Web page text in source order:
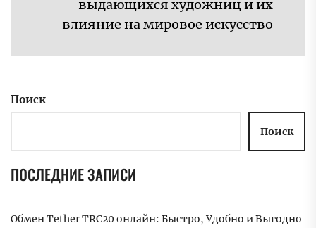
выдающихся художниц и их
влияние на мировое искусство
Поиск
Поиск
ПОСЛЕДНИЕ ЗАПИСИ
Обмен Tether TRC20 онлайн: Быстро, Удобно и Выгодно